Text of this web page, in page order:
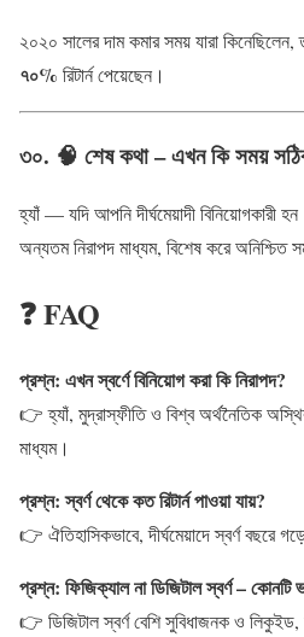
২০২০ সালের দাম কমার সময় যারা
৭০% রিটার্ন পেয়েছেন।
৩০. 🧠 শেষ কথা – এখন কি সময়
হ্যাঁ — যদি আপনি দীর্ঘমেয়াদী বিনিয়োগকারী
অন্যতম নিরাপদ মাধ্যম, বিশেষ করে অনিশ্চিত
❓ FAQ
প্রশ্ন: এখন স্বর্ণে বিনিয়োগ করা কি নিরাপদ?
👉 হ্যাঁ, মুদ্রাস্ফীতি ও বিশ্ব অর্থনৈতিক
মাধ্যম।
প্রশ্ন: স্বর্ণ থেকে কত রিটার্ন পাওয়া যায়?
👉 ঐতিহাসিকভাবে, দীর্ঘমেয়াদে স্বর্ণ বছরে
প্রশ্ন: ফিজিক্যাল না ডিজিটাল স্বর্ণ – কোনটি
👉 ডিজিটাল স্বর্ণ বেশি সুবিধাজনক ও লিকুইড,